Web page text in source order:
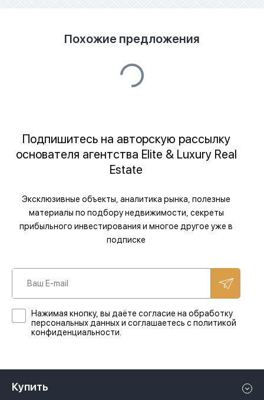
Похожие предложения
Подпишитесь на авторскую рассылку
основателя агентства Elite & Luxury Real
Estate
Эксклюзивные объекты, аналитика рынка, полезные
материалы по подбору недвижимости, секреты
прибыльного инвестирования и многое другое уже в
подписке
Нажимая кнопку, вы даёте согласие на обработку
персональных данных и соглашаетесь с политикой
конфиденциальности.
Купить